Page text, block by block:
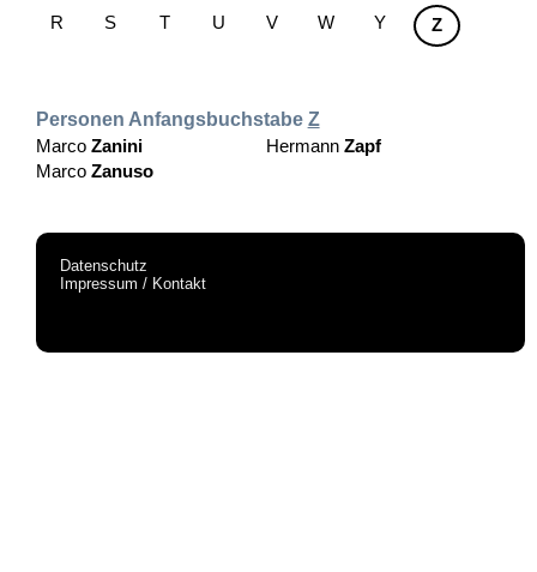
R S T U V W Y Z
Personen Anfangsbuchstabe Z
Marco Zanini
Marco Zanuso
Hermann Zapf
Datenschutz
Impressum / Kontakt